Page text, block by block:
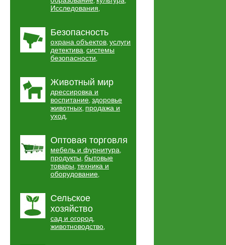
Исследования,
Безопасность
охрана объектов, услуги
детектива, системы
безопасности,
Животный мир
дрессировка и
воспитание, здоровье
животных, продажа и
уход,
Оптовая торговля
мебель и фурнитура,
продукты, бытовые
товары, техника и
оборудование,
Сельское
хозяйство
сад и огород,
животноводство,